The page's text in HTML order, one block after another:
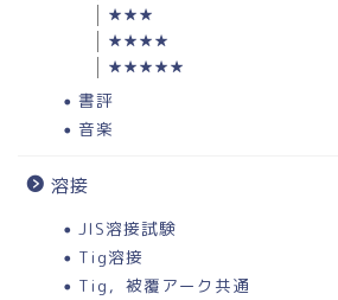
★★★
★★★★
★★★★★
書評
音楽
溶接
JIS溶接試験
Tig溶接
Tig，被覆アーク共通